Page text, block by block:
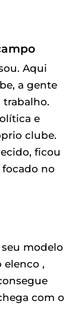
Aqui
a gente
trabalho.
e
clube.
ficou
no
modelo
elenco ,
com o